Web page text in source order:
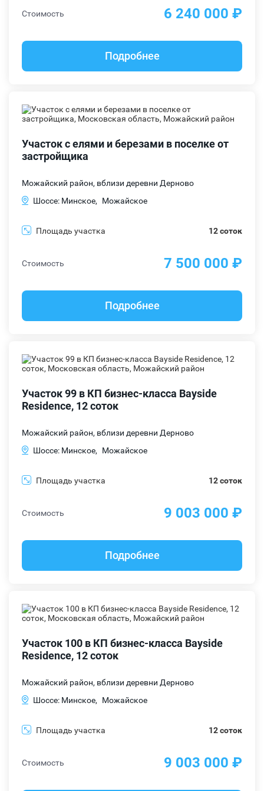
Стоимость 6 240 000 ₽
Подробнее
Участок с елями и березами в поселке от
застройщика
Можайский район, вблизи деревни Дерново
Шоссе: Минское,
Можайское
Площадь участка 12 соток
Стоимость 7 500 000 ₽
Подробнее
Участок 99 в КП бизнес-класса Bayside
Residence, 12 соток
Можайский район, вблизи деревни Дерново
Шоссе: Минское,
Можайское
Площадь участка 12 соток
Стоимость 9 003 000 ₽
Подробнее
Участок 100 в КП бизнес-класса Bayside
Residence, 12 соток
Можайский район, вблизи деревни Дерново
Шоссе: Минское,
Можайское
Площадь участка 12 соток
Стоимость 9 003 000 ₽